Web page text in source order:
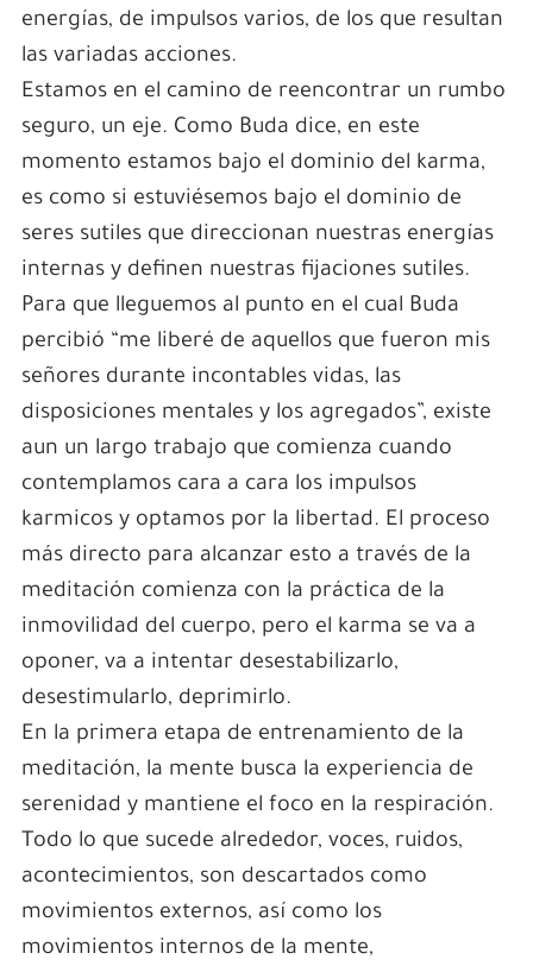
energías, de impulsos varios, de los que resultan
las variadas acciones.
Estamos en el camino de reencontrar un rumbo
seguro, un eje. Como Buda dice, en este
momento estamos bajo el dominio del karma,
es como si estuviésemos bajo el dominio de
seres sutiles que direccionan nuestras energías
internas y definen nuestras fijaciones sutiles.
Para que lleguemos al punto en el cual Buda
percibió “me liberé de aquellos que fueron mis
señores durante incontables vidas, las
disposiciones mentales y los agregados”, existe
aun un largo trabajo que comienza cuando
contemplamos cara a cara los impulsos
karmicos y optamos por la libertad. El proceso
más directo para alcanzar esto a través de la
meditación comienza con la práctica de la
inmovilidad del cuerpo, pero el karma se va a
oponer, va a intentar desestabilizarlo,
desestimularlo, deprimirlo.
En la primera etapa de entrenamiento de la
meditación, la mente busca la experiencia de
serenidad y mantiene el foco en la respiración.
Todo lo que sucede alrededor, voces, ruidos,
acontecimientos, son descartados como
movimientos externos, así como los
movimientos internos de la mente,